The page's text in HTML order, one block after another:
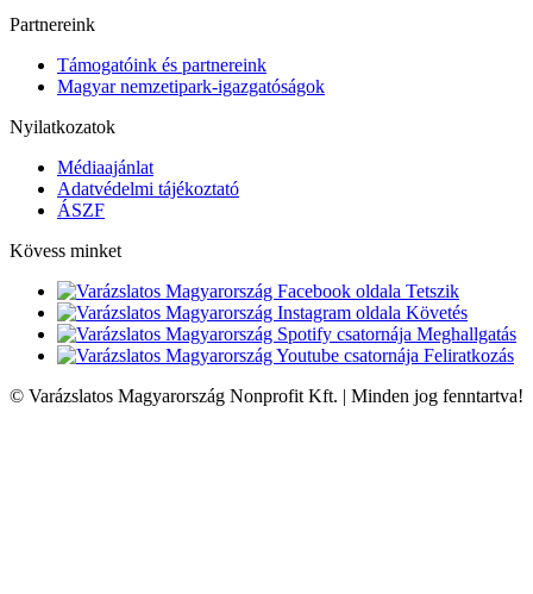
Partnereink
Támogatóink és partnereink
Magyar nemzetipark-igazgatóságok
Nyilatkozatok
Médiaajánlat
Adatvédelmi tájékoztató
ÁSZF
Kövess minket
Tetszik
Követés
Meghallgatás
Feliratkozás
© Varázslatos Magyarország Nonprofit Kft. | Minden jog fenntartva!